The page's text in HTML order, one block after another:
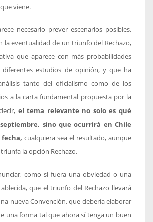
viene.
necesario prever escenarios posibles,
la eventualidad de un triunfo del Rechazo,
que aparece con más probabilidades
diferentes estudios de opinión, y que ha
tanto del oficialismo como de los
a la carta fundamental propuesta por la
el tema relevante no solo es qué
sino que ocurrirá en Chile
fecha, cualquiera sea el resultado, aunque
la opción Rechazo.
como si fuera una obviedad o una
que el triunfo del Rechazo llevará
nueva Convención, que debería elaborar
una forma tal que ahora sí tenga un buen